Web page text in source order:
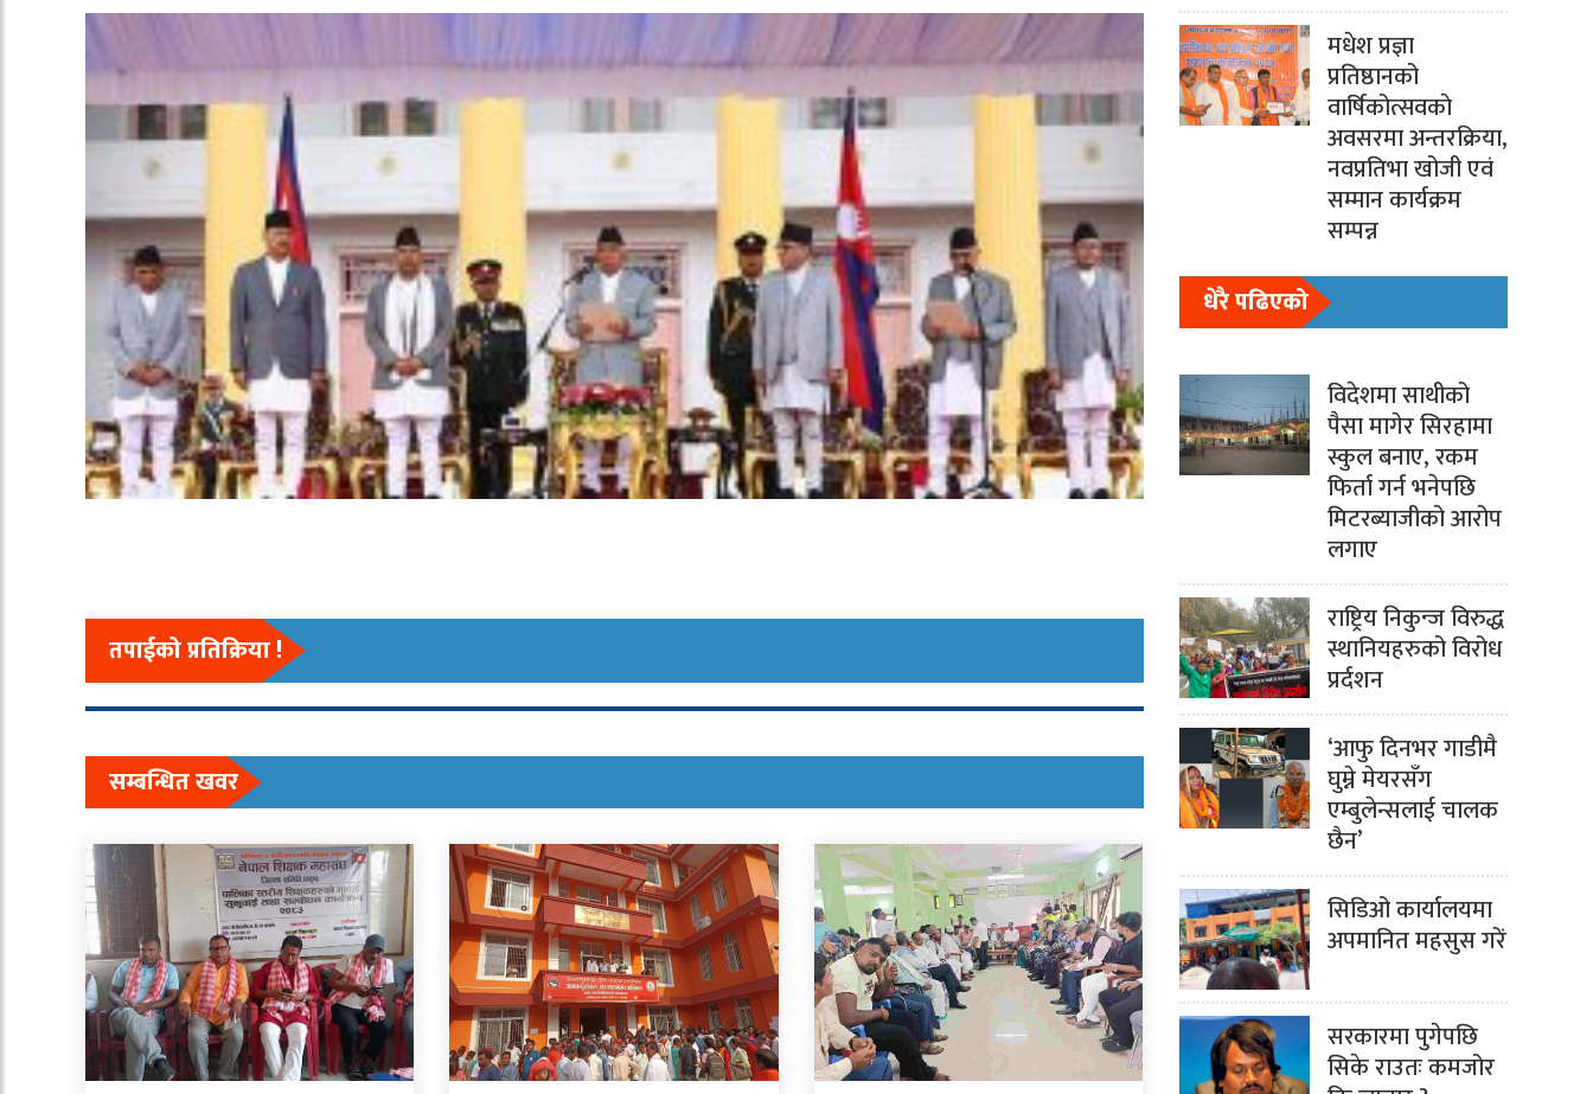
तपाईको प्रतिक्रिया !
सम्बन्धित खवर
मधेश प्रज्ञा
प्रतिष्ठानको
वार्षिकोत्सवकाे
अवसरमा अन्तरक्रिया,
नवप्रतिभा खोजी एवं
सम्मान कार्यक्रम
सम्पन्न
धेरै पढिएको
विदेशमा साथीको
पैसा मागेर सिरहामा
स्कुल बनाए, रकम
फिर्ता गर्न भनेपछि
मिटरब्याजीको आरोप
लगाए
राष्ट्रिय निकुन्ज विरुद्ध
स्थानियहरुको विरोध
प्रर्दशन
‘आफु दिनभर गाडीमै
घुम्ने मेयरसँग
एम्बुलेन्सलाई चालक
छैन’
सिडिओ कार्यालयमा
अपमानित महसुस गरें
सरकारमा पुगेपछि
सिके राउतः कमजोर